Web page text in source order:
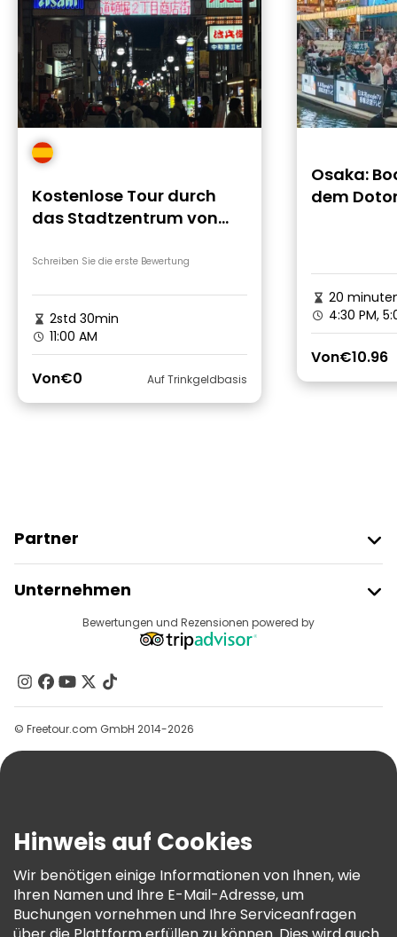
Kostenlose Tour durch
das Stadtzentrum von
Schreiben Sie die erste Bewertung
2std 30min
11:00 AM
Von€0 Auf Trinkgeldbasis
Osaka:
dem
20
4:30 PM,
Von€10.96
Partner
Anbieter-Anmeldung
Affiliate-Programm
Unternehmen
Reiseziele
Kontakt
Gruppen
Hilfe
AGB Und Rechtliches
Cookie-Richtlinie
Freetour Auszeichnungen
Bewertungen und Rezensionen powered by
© Freetour.com GmbH 2014-2026
Hinweis auf Cookies
Wir benötigen einige Informationen von Ihnen, wie
Ihren Namen und Ihre E-Mail-Adresse, um
Buchungen vornehmen und Ihre Serviceanfragen